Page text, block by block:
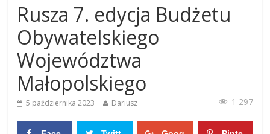
Rusza 7. edycja Budżetu
Obywatelskiego
Województwa
Małopolskiego
5 października 2023 Dariusz 1 297